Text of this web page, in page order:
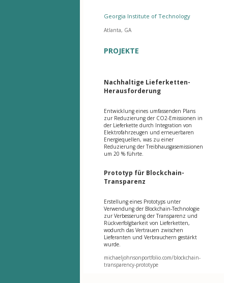
Georgia Institute of Technology
Atlanta, GA
PROJEKTE
Nachhaltige Lieferketten-
Herausforderung
Entwicklung eines umfassenden Plans
zur Reduzierung der CO2-Emissionen in
der Lieferkette durch Integration von
Elektrofahrzeugen und erneuerbaren
Energiequellen, was zu einer
Reduzierung der Treibhausgasemissionen
um 20 % führte.
Prototyp für Blockchain-
Transparenz
Erstellung eines Prototyps unter
Verwendung der Blockchain-Technologie
zur Verbesserung der Transparenz und
Rückverfolgbarkeit von Lieferketten,
wodurch das Vertrauen zwischen
Lieferanten und Verbrauchern gestärkt
wurde.
michaeljohnsonportfolio.com/blockchain-
transparency-prototype